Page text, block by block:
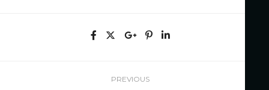
PREVIOUS